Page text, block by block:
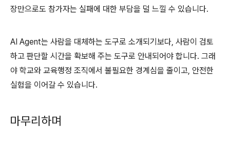
장만으로도 참가자는 실패에 대한 부담을 덜 느낄 수 있습니다.
AI Agent는 사람을 대체하는 도구로 소개되기보다, 사람이 검토
하고 판단할 시간을 확보해 주는 도구로 안내되어야 합니다. 그래
야 학교와 교육행정 조직에서 불필요한 경계심을 줄이고, 안전한
실험을 이어갈 수 있습니다.
마무리하며